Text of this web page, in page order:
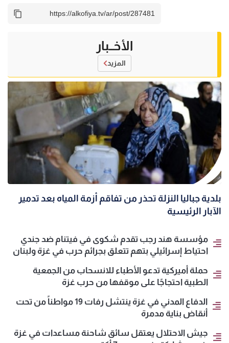
الأخــبار
المزيد
بلدية جباليا النزلة تحذر من تفاقم أزمة المياه بعد تدمير
الآبار الرئيسية
مؤسسة هند رجب تقدم شكوى في فيتنام ضد جندي
احتياط إسرائيلي بتهم تتعلق بجرائم حرب في غزة ولبنان
حملة أميركية تدعو الأطباء للانسحاب من الجمعية
الطبية احتجاجًا على موقفها من حرب غزة
الدفاع المدني في غزة ينتشل رفات 19 مواطناً من تحت
أنقاض بناية مدمرة
جيش الاحتلال يعتقل سائق شاحنة مساعدات في غزة